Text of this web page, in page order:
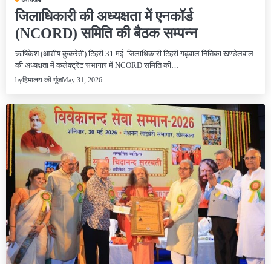
जिलाधिकारी की अध्यक्षता में एनकॉर्ड
(NCORD) समिति की बैठक सम्पन्न
ऋषिकेश (आशीष कुकरेती) टिहरी 31 मई जिलाधिकारी टिहरी गढ़वाल नितिका खण्डेलवाल
की अध्यक्षता में कलेक्ट्रेट सभागार में NCORD समिति की…
byहिमालय की गूंजMay 31, 2026